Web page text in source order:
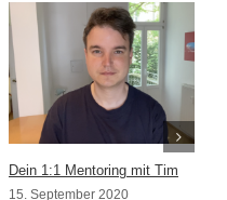
Dein 1:1 Mentoring mit Tim
15. September 2020